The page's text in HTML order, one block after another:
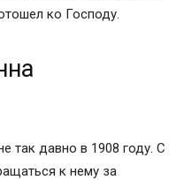
ко Господу.
так давно в 1908 году. С
к нему за